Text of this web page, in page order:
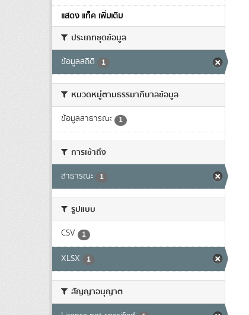
แสดง แท็ค เพิ่มเติม
ประเภทชุดข้อมูล
ข้อมูลสถิติ 1
หมวดหมู่ตามธรรมาภิบาลข้อมูล
ข้อมูลสาธารณะ 1
การเข้าถึง
สาธารณะ 1
รูปแบบ
CSV 1
XLSX 1
สัญญาอนุญาต